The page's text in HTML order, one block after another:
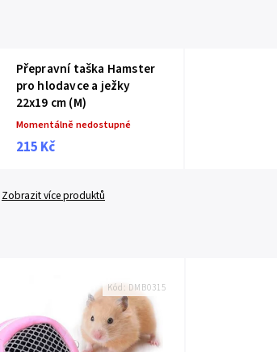
Přepravní taška Hamster
pro hlodavce a ježky
22x19 cm (M)
Momentálně nedostupné
215 Kč
Zobrazit více produktů
Kód: DMB0315